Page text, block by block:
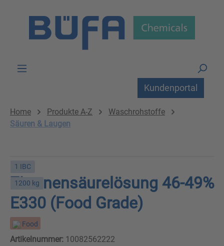
Kundenportal
Home Produkte A-Z
Waschrohstoffe
Säuren & Laugen
1 IBC
1200 kg
Zitronensäurelösung 46-49%
E330 (Food Grade)
Food
Artikelnummer: 10082562222